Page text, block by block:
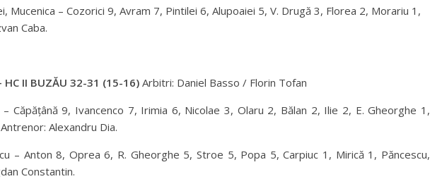
Mucenica – Cozorici 9, Avram 7, Pintilei 6, Alupoaiei 5, V. Drugă 3, Florea 2, Morariu 1,
Caba.
HC II BUZĂU 32-31 (15-16)Arbitri: Daniel Basso / Florin Tofan
– Căpățână 9, Ivancenco 7, Irimia 6, Nicolae 3, Olaru 2, Bălan 2, Ilie 2, E. Gheorghe 1,
Alexandru Dia.
– Anton 8, Oprea 6, R. Gheorghe 5, Stroe 5, Popa 5, Carpiuc 1, Mirică 1, Păncescu,
Constantin.